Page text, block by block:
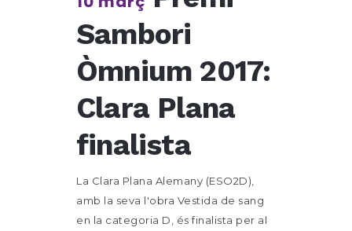
Sambori
Òmnium 2017:
Clara Plana
finalista
La Clara Plana Alemany (ESO2D),
amb la seva l'obra Vestida de sang
en la categoria D, és finalista per al